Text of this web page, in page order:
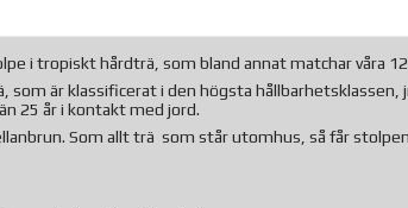
i tropiskt hårdträ, som bland annat matchar våra
som är klassificerat i den högsta
25 år i kontakt med jord.
Som allt trä som står utomhus, så får